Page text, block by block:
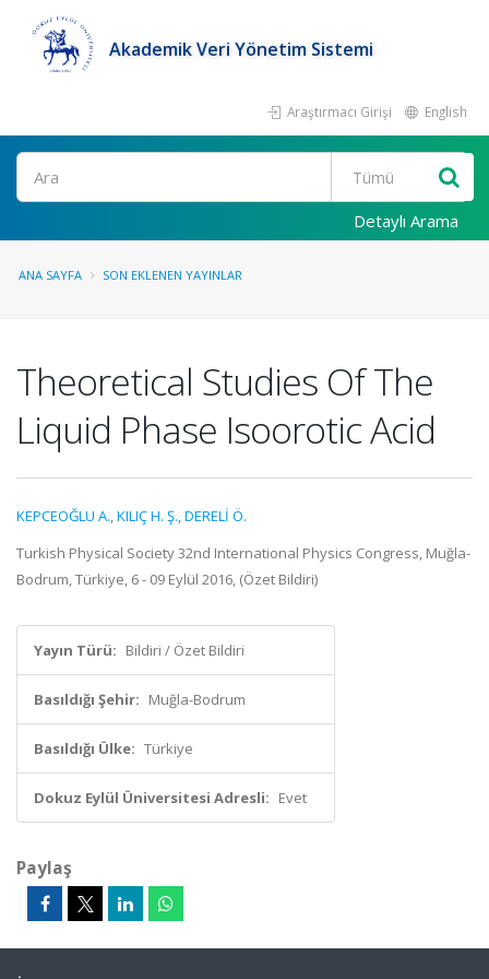
Akademik Veri Yönetim Sistemi
Araştırmacı Girişi English
Ara
Detaylı Arama
ANA SAYFA SON EKLENEN YAYINLAR
Theoretical Studies Of The
Liquid Phase Isoorotic Acid
KEPCEOĞLU A.,KILIÇ H. Ş.,DERELİ Ö.
Turkish Physical Society 32nd International Physics Congress, Muğla-
Bodrum, Türkiye, 6 - 09 Eylül 2016, (Özet Bildiri)
Yayın Türü: Bildiri / Özet Bildiri
Basıldığı Şehir: Muğla-Bodrum
Basıldığı Ülke: Türkiye
Dokuz Eylül Üniversitesi Adresli: Evet
Paylaş